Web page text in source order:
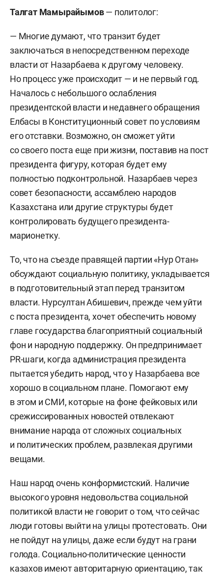
Талгат Мамырайымов— политолог:
— Многие думают, что транзит будет
заключаться в непосредственном переходе
власти от Назарбаева к другому человеку.
Но процесс уже происходит — и не первый год.
Началось с небольшого ослабления
президентской власти и недавнего обращения
Елбасы в Конституционный совет по условиям
его отставки. Возможно, он сможет уйти
со своего поста еще при жизни, поставив на пост
президента фигуру, которая будет ему
полностью подконтрольной. Назарбаев через
совет безопасности, ассамблею народов
Казахстана или другие структуры будет
контролировать будущего президента-
марионетку.
То, что на съезде правящей партии «Нур Отан»
обсуждают социальную политику, укладывается
в подготовительный этап перед транзитом
власти. Нурсултан Абишевич, прежде чем уйти
с поста президента, хочет обеспечить новому
главе государства благоприятный социальный
фон и народную поддержку. Он предпринимает
PR-шаги, когда администрация президента
пытается убедить народ, что у Назарбаева все
хорошо в социальном плане. Помогают ему
в этом и СМИ, которые на фоне фейковых или
срежиссированных новостей отвлекают
внимание народа от сложных социальных
и политических проблем, развлекая другими
вещами.
Наш народ очень конформистский. Наличие
высокого уровня недовольства социальной
политикой власти не говорит о том, что сейчас
люди готовы выйти на улицы протестовать. Они
не пойдут на улицы, даже если будут на грани
голода. Социально-политические ценности
казахов имеют авторитарную ориентацию, так